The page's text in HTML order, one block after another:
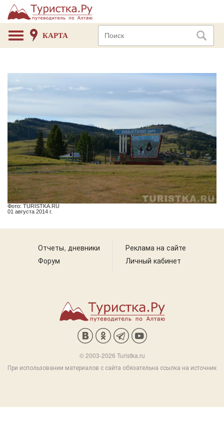
КАРТА
Фото: TURISTKA.RU
01 августа 2014 г.
Отчеты, дневники
Форум
Реклама на сайте
Личный кабинет
© 2003-2026 Turistka.ru
При использовании материалов с сайта обязательна ссылка на источник